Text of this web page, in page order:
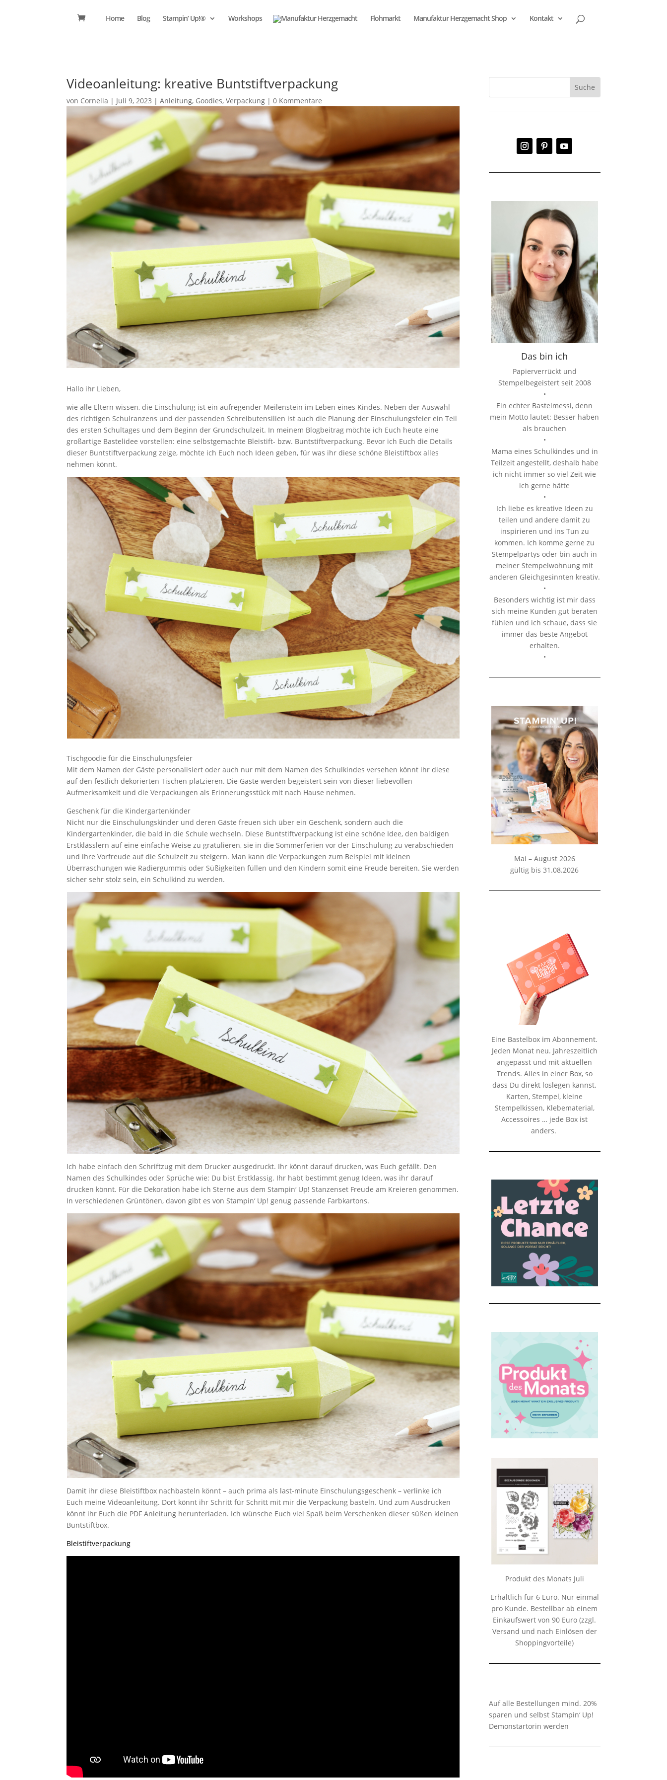
Home Blog Stampin‘ Up!® Workshops Flohmarkt Manufaktur Herzgemacht Shop Kontakt
Videoanleitung: kreative Buntstiftverpackung
von Cornelia | Juli 9, 2023 |Anleitung, Goodies,Verpackung |0 Kommentare
Hallo ihr Lieben,
wie alle Eltern wissen, die Einschulung ist ein aufregender Meilenstein im Leben eines Kindes. Neben der Auswahl
des richtigen Schulranzens und der passenden Schreibutensilien ist auch die Planung der Einschulungsfeier ein Teil
des ersten Schultages und dem Beginn der Grundschulzeit. In meinem Blogbeitrag möchte ich Euch heute eine
großartige Bastelidee vorstellen: eine selbstgemachte Bleistift- bzw. Buntstiftverpackung. Bevor ich Euch die Details
dieser Buntstiftverpackung zeige, möchte ich Euch noch Ideen geben, für was ihr diese schöne Bleistiftbox alles
nehmen könnt.
Tischgoodie für die Einschulungsfeier
Mit dem Namen der Gäste personalisiert oder auch nur mit dem Namen des Schulkindes versehen könnt ihr diese
auf den festlich dekorierten Tischen platzieren. Die Gäste werden begeistert sein von dieser liebevollen
Aufmerksamkeit und die Verpackungen als Erinnerungsstück mit nach Hause nehmen.
Geschenk für die Kindergartenkinder
Nicht nur die Einschulungskinder und deren Gäste freuen sich über ein Geschenk, sondern auch die
Kindergartenkinder, die bald in die Schule wechseln. Diese Buntstiftverpackung ist eine schöne Idee, den baldigen
Erstklässlern auf eine einfache Weise zu gratulieren, sie in die Sommerferien vor der Einschulung zu verabschieden
und ihre Vorfreude auf die Schulzeit zu steigern. Man kann die Verpackungen zum Beispiel mit kleinen
Überraschungen wie Radiergummis oder Süßigkeiten füllen und den Kindern somit eine Freude bereiten. Sie werden
sicher sehr stolz sein, ein Schulkind zu werden.
Ich habe einfach den Schriftzug mit dem Drucker ausgedruckt. Ihr könnt darauf drucken, was Euch gefällt. Den
Namen des Schulkindes oder Sprüche wie: Du bist Erstklassig. Ihr habt bestimmt genug Ideen, was ihr darauf
drucken könnt. Für die Dekoration habe ich Sterne aus dem Stampin‘ Up! Stanzenset Freude am Kreieren genommen.
In verschiedenen Grüntönen, davon gibt es von Stampin‘ Up! genug passende Farbkartons.
Damit ihr diese Bleistiftbox nachbasteln könnt – auch prima als last-minute Einschulungsgeschenk – verlinke ich
Euch meine Videoanleitung. Dort könnt ihr Schritt für Schritt mit mir die Verpackung basteln. Und zum Ausdrucken
könnt ihr Euch die PDF Anleitung herunterladen. Ich wünsche Euch viel Spaß beim Verschenken dieser süßen kleinen
Buntstiftbox.
Bleistiftverpackung
Das bin ich
Papierverrückt und
Stempelbegeistert seit 2008
•
Ein echter Bastelmessi, denn
mein Motto lautet: Besser haben
als brauchen
•
Mama eines Schulkindes und in
Teilzeit angestellt, deshalb habe
ich nicht immer so viel Zeit wie
ich gerne hätte
•
Ich liebe es kreative Ideen zu
teilen und andere damit zu
inspirieren und ins Tun zu
kommen. Ich komme gerne zu
Stempelpartys oder bin auch in
meiner Stempelwohnung mit
anderen Gleichgesinnten kreativ.
•
Besonders wichtig ist mir dass
sich meine Kunden gut beraten
fühlen und ich schaue, dass sie
immer das beste Angebot
erhalten.
•
Mai – August 2026
gültig bis 31.08.2026
Eine Bastelbox im Abonnement.
Jeden Monat neu. Jahreszeitlich
angepasst und mit aktuellen
Trends. Alles in einer Box, so
dass Du direkt loslegen kannst.
Karten, Stempel, kleine
Stempelkissen, Klebematerial,
Accessoires … jede Box ist
anders.
Produkt des Monats Juli
Erhältlich für 6 Euro. Nur einmal
pro Kunde. Bestellbar ab einem
Einkaufswert von 90 Euro (zzgl.
Versand und nach Einlösen der
Shoppingvorteile)
Auf alle Bestellungen mind. 20%
sparen und selbst Stampin‘ Up!
Demonstartorin werden